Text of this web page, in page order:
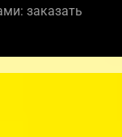
заказать